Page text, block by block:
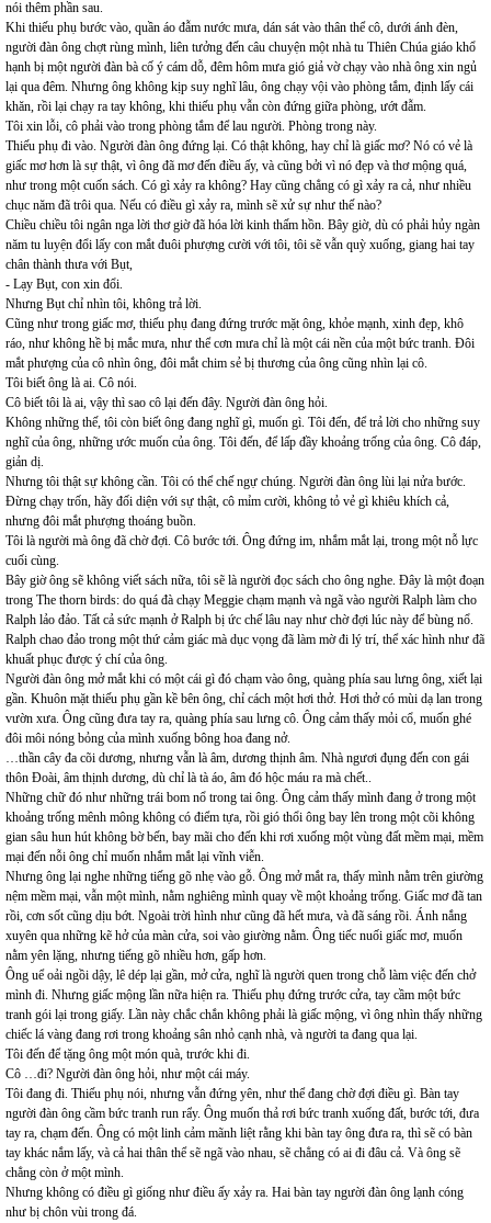
nói thêm phần sau.
Khi thiếu phụ bước vào, quần áo đẫm nước mưa, dán sát vào thân thể cô, dưới ánh đèn,
người đàn ông chợt rùng mình, liên tưởng đến câu chuyện một nhà tu Thiên Chúa giáo khổ
hạnh bị một người đàn bà cố ý cám dỗ, đêm hôm mưa gió giả vờ chạy vào nhà ông xin ngủ
lại qua đêm. Nhưng ông không kịp suy nghĩ lâu, ông chạy vội vào phòng tắm, định lấy cái
khăn, rồi lại chạy ra tay không, khi thiếu phụ vẫn còn đứng giữa phòng, ướt đẫm.
Tôi xin lỗi, cô phải vào trong phòng tắm để lau người. Phòng trong này.
Thiếu phụ đi vào. Người đàn ông đứng lại. Có thật không, hay chỉ là giấc mơ? Nó có vẻ là
giấc mơ hơn là sự thật, vì ông đã mơ đến điều ấy, và cũng bởi vì nó đẹp và thơ mộng quá,
như trong một cuốn sách. Có gì xảy ra không? Hay cũng chẳng có gì xảy ra cả, như nhiều
chục năm đã trôi qua. Nếu có điều gì xảy ra, mình sẽ xử sự như thế nào?
Chiều chiều tôi ngân nga lời thơ giờ đã hóa lời kinh thấm hồn. Bây giờ, dù có phải hủy ngàn
năm tu luyện đổi lấy con mắt đuôi phượng cười với tôi, tôi sẽ vẫn quỳ xuống, giang hai tay
chân thành thưa với Bụt,
- Lạy Bụt, con xin đổi.
Nhưng Bụt chỉ nhìn tôi, không trả lời.
Cũng như trong giấc mơ, thiếu phụ đang đứng trước mặt ông, khỏe mạnh, xinh đẹp, khô
ráo, như không hề bị mắc mưa, như thể cơn mưa chỉ là một cái nền của một bức tranh. Đôi
mắt phượng của cô nhìn ông, đôi mắt chim sẻ bị thương của ông cũng nhìn lại cô.
Tôi biết ông là ai. Cô nói.
Cô biết tôi là ai, vậy thì sao cô lại đến đây. Người đàn ông hỏi.
Không những thế, tôi còn biết ông đang nghĩ gì, muốn gì. Tôi đến, để trả lời cho những suy
nghĩ của ông, những ước muốn của ông. Tôi đến, để lấp đầy khoảng trống của ông. Cô đáp,
giản dị.
Nhưng tôi thật sự không cần. Tôi có thể chế ngự chúng. Người đàn ông lùi lại nửa bước.
Đừng chạy trốn, hãy đối diện với sự thật, cô mỉm cười, không tỏ vẻ gì khiêu khích cả,
nhưng đôi mắt phượng thoáng buồn.
Tôi là người mà ông đã chờ đợi. Cô bước tới. Ông đứng im, nhắm mắt lại, trong một nỗ lực
cuối cùng.
Bây giờ ông sẽ không viết sách nữa, tôi sẽ là người đọc sách cho ông nghe. Đây là một đoạn
trong The thorn birds: do quá đà chạy Meggie chạm mạnh và ngã vào người Ralph làm cho
Ralph lảo đảo. Tất cả sức mạnh ở Ralph bị ức chế lâu nay như chờ đợi lúc này để bùng nổ.
Ralph chao đảo trong một thứ cảm giác mà dục vọng đã làm mờ đi lý trí, thể xác hình như đã
khuất phục được ý chí của ông.
Người đàn ông mở mắt khi có một cái gì đó chạm vào ông, quàng phía sau lưng ông, xiết lại
gần. Khuôn mặt thiếu phụ gần kề bên ông, chỉ cách một hơi thở. Hơi thở có mùi dạ lan trong
vườn xưa. Ông cũng đưa tay ra, quàng phía sau lưng cô. Ông cảm thấy mỏi cổ, muốn ghé
đôi môi nóng bỏng của mình xuống bông hoa đang nở.
…thần cây đa cõi dương, nhưng vẫn là âm, dương thịnh âm. Nhà ngươi đụng đến con gái
thôn Đoài, âm thịnh dương, dù chỉ là tà áo, âm đó hộc máu ra mà chết..
Những chữ đó như những trái bom nổ trong tai ông. Ông cảm thấy mình đang ở trong một
khoảng trống mênh mông không có điểm tựa, rồi gió thổi ông bay lên trong một cõi không
gian sâu hun hút không bờ bến, bay mãi cho đến khi rơi xuống một vùng đất mềm mại, mềm
mại đến nỗi ông chỉ muốn nhắm mắt lại vĩnh viễn.
Nhưng ông lại nghe những tiếng gõ nhẹ vào gỗ. Ông mở mắt ra, thấy mình nằm trên giường
nệm mềm mại, vẫn một mình, nằm nghiêng mình quay về một khoảng trống. Giấc mơ đã tan
rồi, cơn sốt cũng dịu bớt. Ngoài trời hình như cũng đã hết mưa, và đã sáng rồi. Ánh nắng
xuyên qua những kẽ hở của màn cửa, soi vào giường nằm. Ông tiếc nuối giấc mơ, muốn
nằm yên lặng, nhưng tiếng gõ nhiều hơn, gấp hơn.
Ông uể oải ngồi dậy, lê dép lại gần, mở cửa, nghĩ là người quen trong chỗ làm việc đến chở
mình đi. Nhưng giấc mộng lần nữa hiện ra. Thiếu phụ đứng trước cửa, tay cầm một bức
tranh gói lại trong giấy. Lần này chắc chắn không phải là giấc mộng, vì ông nhìn thấy những
chiếc lá vàng đang rơi trong khoảng sân nhỏ cạnh nhà, và người ta đang qua lại.
Tôi đến để tặng ông một món quà, trước khi đi.
Cô …đi? Người đàn ông hỏi, như một cái máy.
Tôi đang đi. Thiếu phụ nói, nhưng vẫn đứng yên, như thể đang chờ đợi điều gì. Bàn tay
người đàn ông cầm bức tranh run rẩy. Ông muốn thả rơi bức tranh xuống đất, bước tới, đưa
tay ra, chạm đến. Ông có một linh cảm mãnh liệt rằng khi bàn tay ông đưa ra, thì sẽ có bàn
tay khác nắm lấy, và cả hai thân thể sẽ ngã vào nhau, sẽ chẳng có ai đi đâu cả. Và ông sẽ
chẳng còn ở một mình.
Nhưng không có điều gì giống như điều ấy xảy ra. Hai bàn tay người đàn ông lạnh cóng
như bị chôn vùi trong đá.